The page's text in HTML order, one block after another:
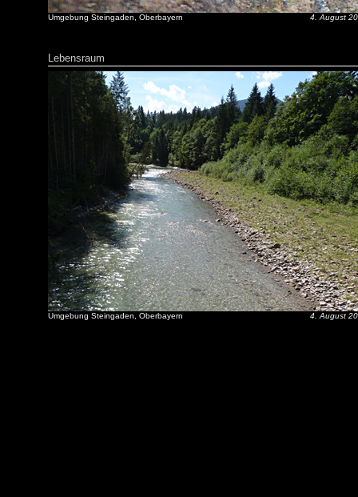
Umgebung Steingaden, Oberbayern 4. August
Lebensraum
Umgebung Steingaden, Oberbayern 4. August